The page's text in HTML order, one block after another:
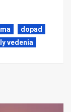
dopad
vedenia